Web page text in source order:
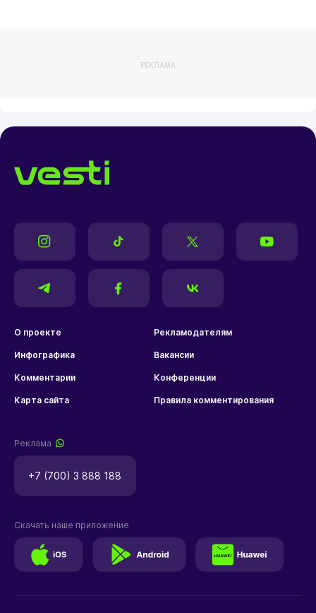
РЕКЛАМА
О проекте Рекламодателям
Инфографика Вакансии
Комментарии Конференции
Карта сайта Правила комментирования
Реклама
+7 (700) 3 888 188
Скачать наше приложение